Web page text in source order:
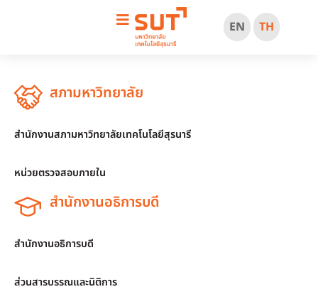
EN TH
สภามหาวิทยาลัย
สำนักงานสภามหาวิทยาลัยเทคโนโลยีสุรนารี
หน่วยตรวจสอบภายใน
สำนักงานอธิการบดี
สำนักงานอธิการบดี
ส่วนสารบรรณและนิติการ